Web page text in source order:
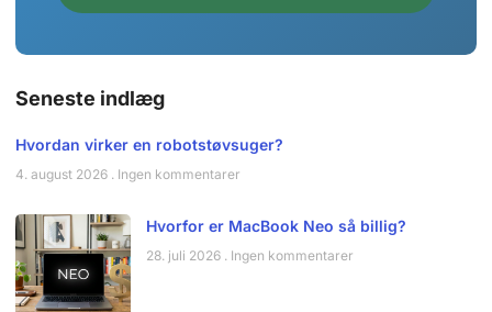
Seneste indlæg
Hvordan virker en robotstøvsuger?
4. august 2026 Ingen kommentarer
Hvorfor er MacBook Neo så billig?
28. juli 2026 Ingen kommentarer